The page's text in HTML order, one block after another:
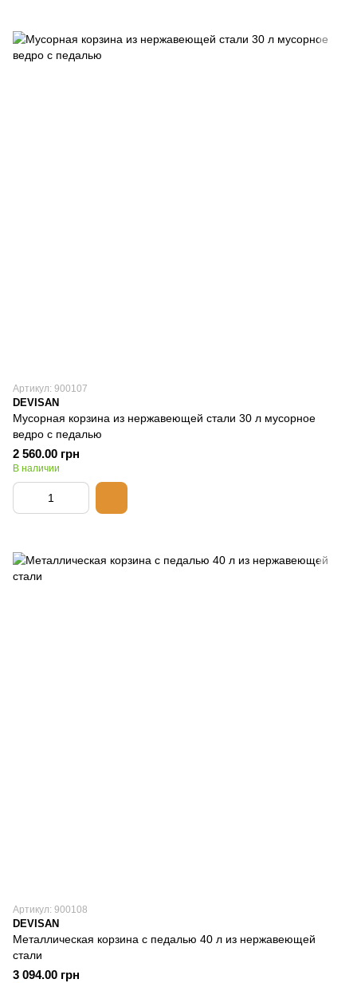
Артикул: 900107
DEVISAN
Мусорная корзина из нержавеющей стали 30 л мусорное
ведро с педалью
2 560.00 грн
В наличии
Артикул: 900108
DEVISAN
Металлическая корзина с педалью 40 л из нержавеющей
стали
3 094.00 грн